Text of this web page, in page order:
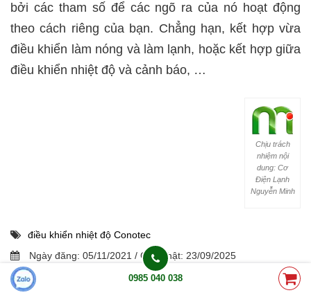
bởi các tham số để các ngõ ra của nó hoạt động
theo cách riêng của bạn. Chẳng hạn, kết hợp vừa
điều khiển làm nóng và làm lạnh, hoặc kết hợp giữa
điều khiển nhiệt độ và cảnh báo, …
Chịu trách
nhiệm nội
dung: Cơ
Điện Lạnh
Nguyễn Minh
điều khiển nhiệt độ Conotec
Ngày đăng: 05/11/2021 / Cập nhật: 23/09/2025
By:
0985 040 038